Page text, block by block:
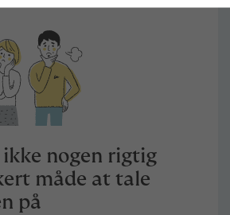
ikke nogen rigtig
måde at tale
på